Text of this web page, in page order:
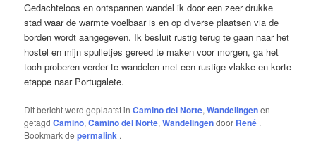
Gedachteloos en ontspannen wandel ik door een zeer drukke
stad waar de warmte voelbaar is en op diverse plaatsen via de
borden wordt aangegeven. Ik besluit rustig terug te gaan naar het
hostel en mijn spulletjes gereed te maken voor morgen, ga het
toch proberen verder te wandelen met een rustige vlakke en korte
etappe naar Portugalete.
Dit bericht werd geplaatst inCamino del Norte,Wandelingenen
getagdCamino,Camino del Norte,Wandelingendoor René .
Bookmark depermalink .